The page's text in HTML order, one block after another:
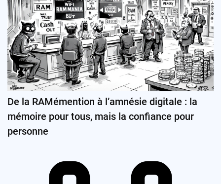
De la RAMémention à l’amnésie digitale : la
mémoire pour tous, mais la confiance pour
personne